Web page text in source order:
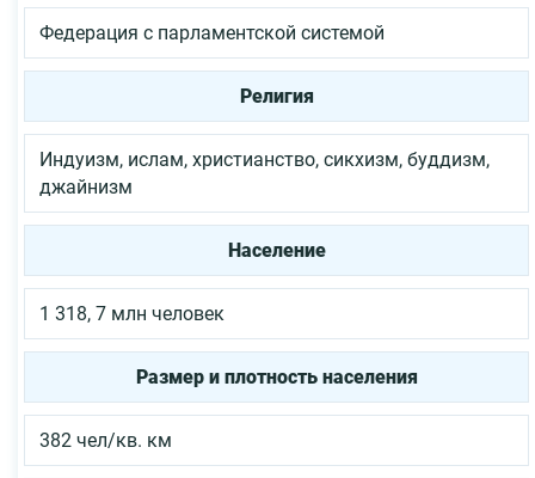
Федерация с парламентской системой
Религия
Индуизм, ислам, христианство, сикхизм, буддизм,
джайнизм
Население
1 318, 7 млн человек
Размер и плотность населения
382 чел/кв. км